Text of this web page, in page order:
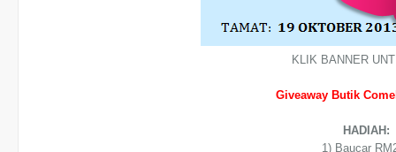
KLIK BANNER
Giveaway Butik
HADIAH:
1) Baucar